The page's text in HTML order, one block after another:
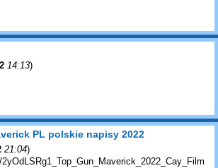
14:13)
PL polskie napisy 2022
21:04)